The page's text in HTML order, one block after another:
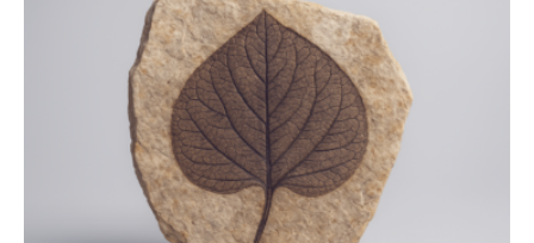
und Dr. Ismaila Francis Yusuf hat nun einen bislang
unbekannten Qualitätskontrollmechanismus des
peroxisomalen Proteintransports in der Bäckerhefe
Saccharomyces cerevisiae entdeckt, der für die
Funktionsfähigkeit der Organellen entscheidend ist. Die
Studie wurde am 28. Oktober 2025 in der
Fachzeitschrift…